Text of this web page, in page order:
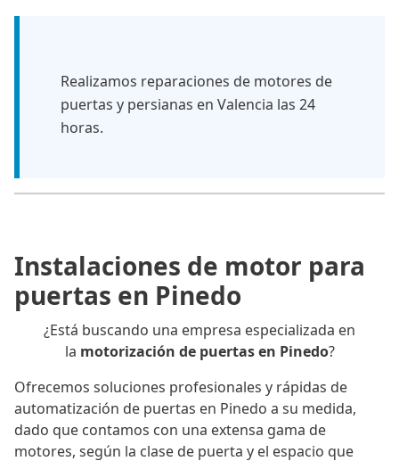
Realizamos reparaciones de motores de
puertas y persianas en Valencia las 24
horas.
Instalaciones de motor para
puertas en Pinedo
¿Está buscando una empresa especializada en
la motorización de puertas en Pinedo?
Ofrecemos soluciones profesionales y rápidas de
automatización de puertas en Pinedo a su medida,
dado que contamos con una extensa gama de
motores, según la clase de puerta y el espacio que